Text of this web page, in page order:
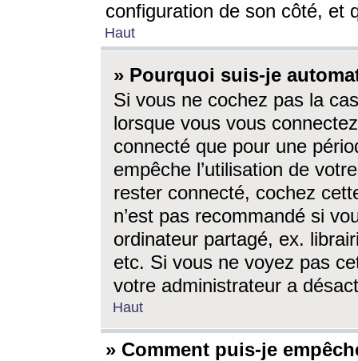
configuration de son côté, et
Haut
» Pourquoi suis-je
Si vous ne cochez pas la
lorsque vous vous
connecté que pour une
empêche l’utilisation de
rester connecté, cochez
n’est pas recommandé si
ordinateur partagé, ex.
etc. Si vous ne voyez pas
votre administrateur a
Haut
» Comment puis-je